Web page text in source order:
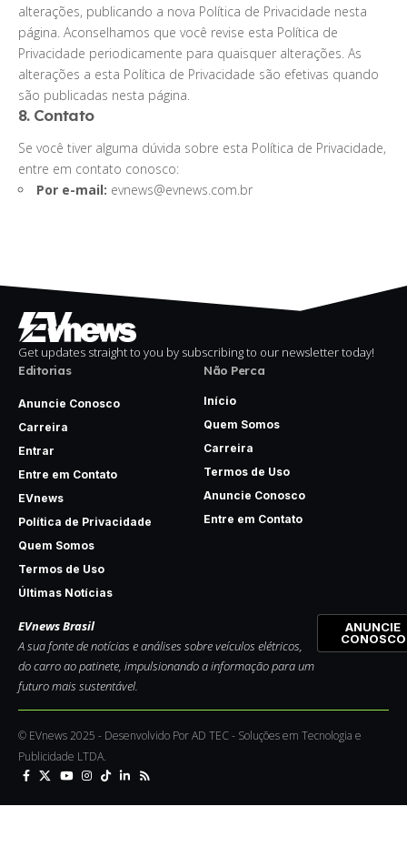
alterações, publicando a nova Política de Privacidade nesta
página. Aconselhamos que você revise esta Política de
Privacidade periodicamente para quaisquer alterações. As
alterações a esta Política de Privacidade são efetivas quando
são publicadas nesta página.
8. Contato
Se você tiver alguma dúvida sobre esta Política de Privacidade,
entre em contato conosco:
Por e-mail: evnews@evnews.com.br
Get updates straight to you by subscribing to our newsletter today!
Editorias
Anuncie Conosco
Carreira
Entrar
Entre em Contato
EVnews
Política de Privacidade
Quem Somos
Termos de Uso
Últimas Notícias
Não Perca
Início
Quem Somos
Carreira
Termos de Uso
Anuncie Conosco
Entre em Contato
EVnews Brasil
A sua fonte de notícias e análises sobre veículos elétricos,
do carro ao patinete, impulsionando a informação para um
futuro mais sustentável.
ANUNCIE
CONOSCO
© EVnews 2025 - Desenvolvido Por AD TEC - Soluções em Tecnologia e
Publicidade LTDA.